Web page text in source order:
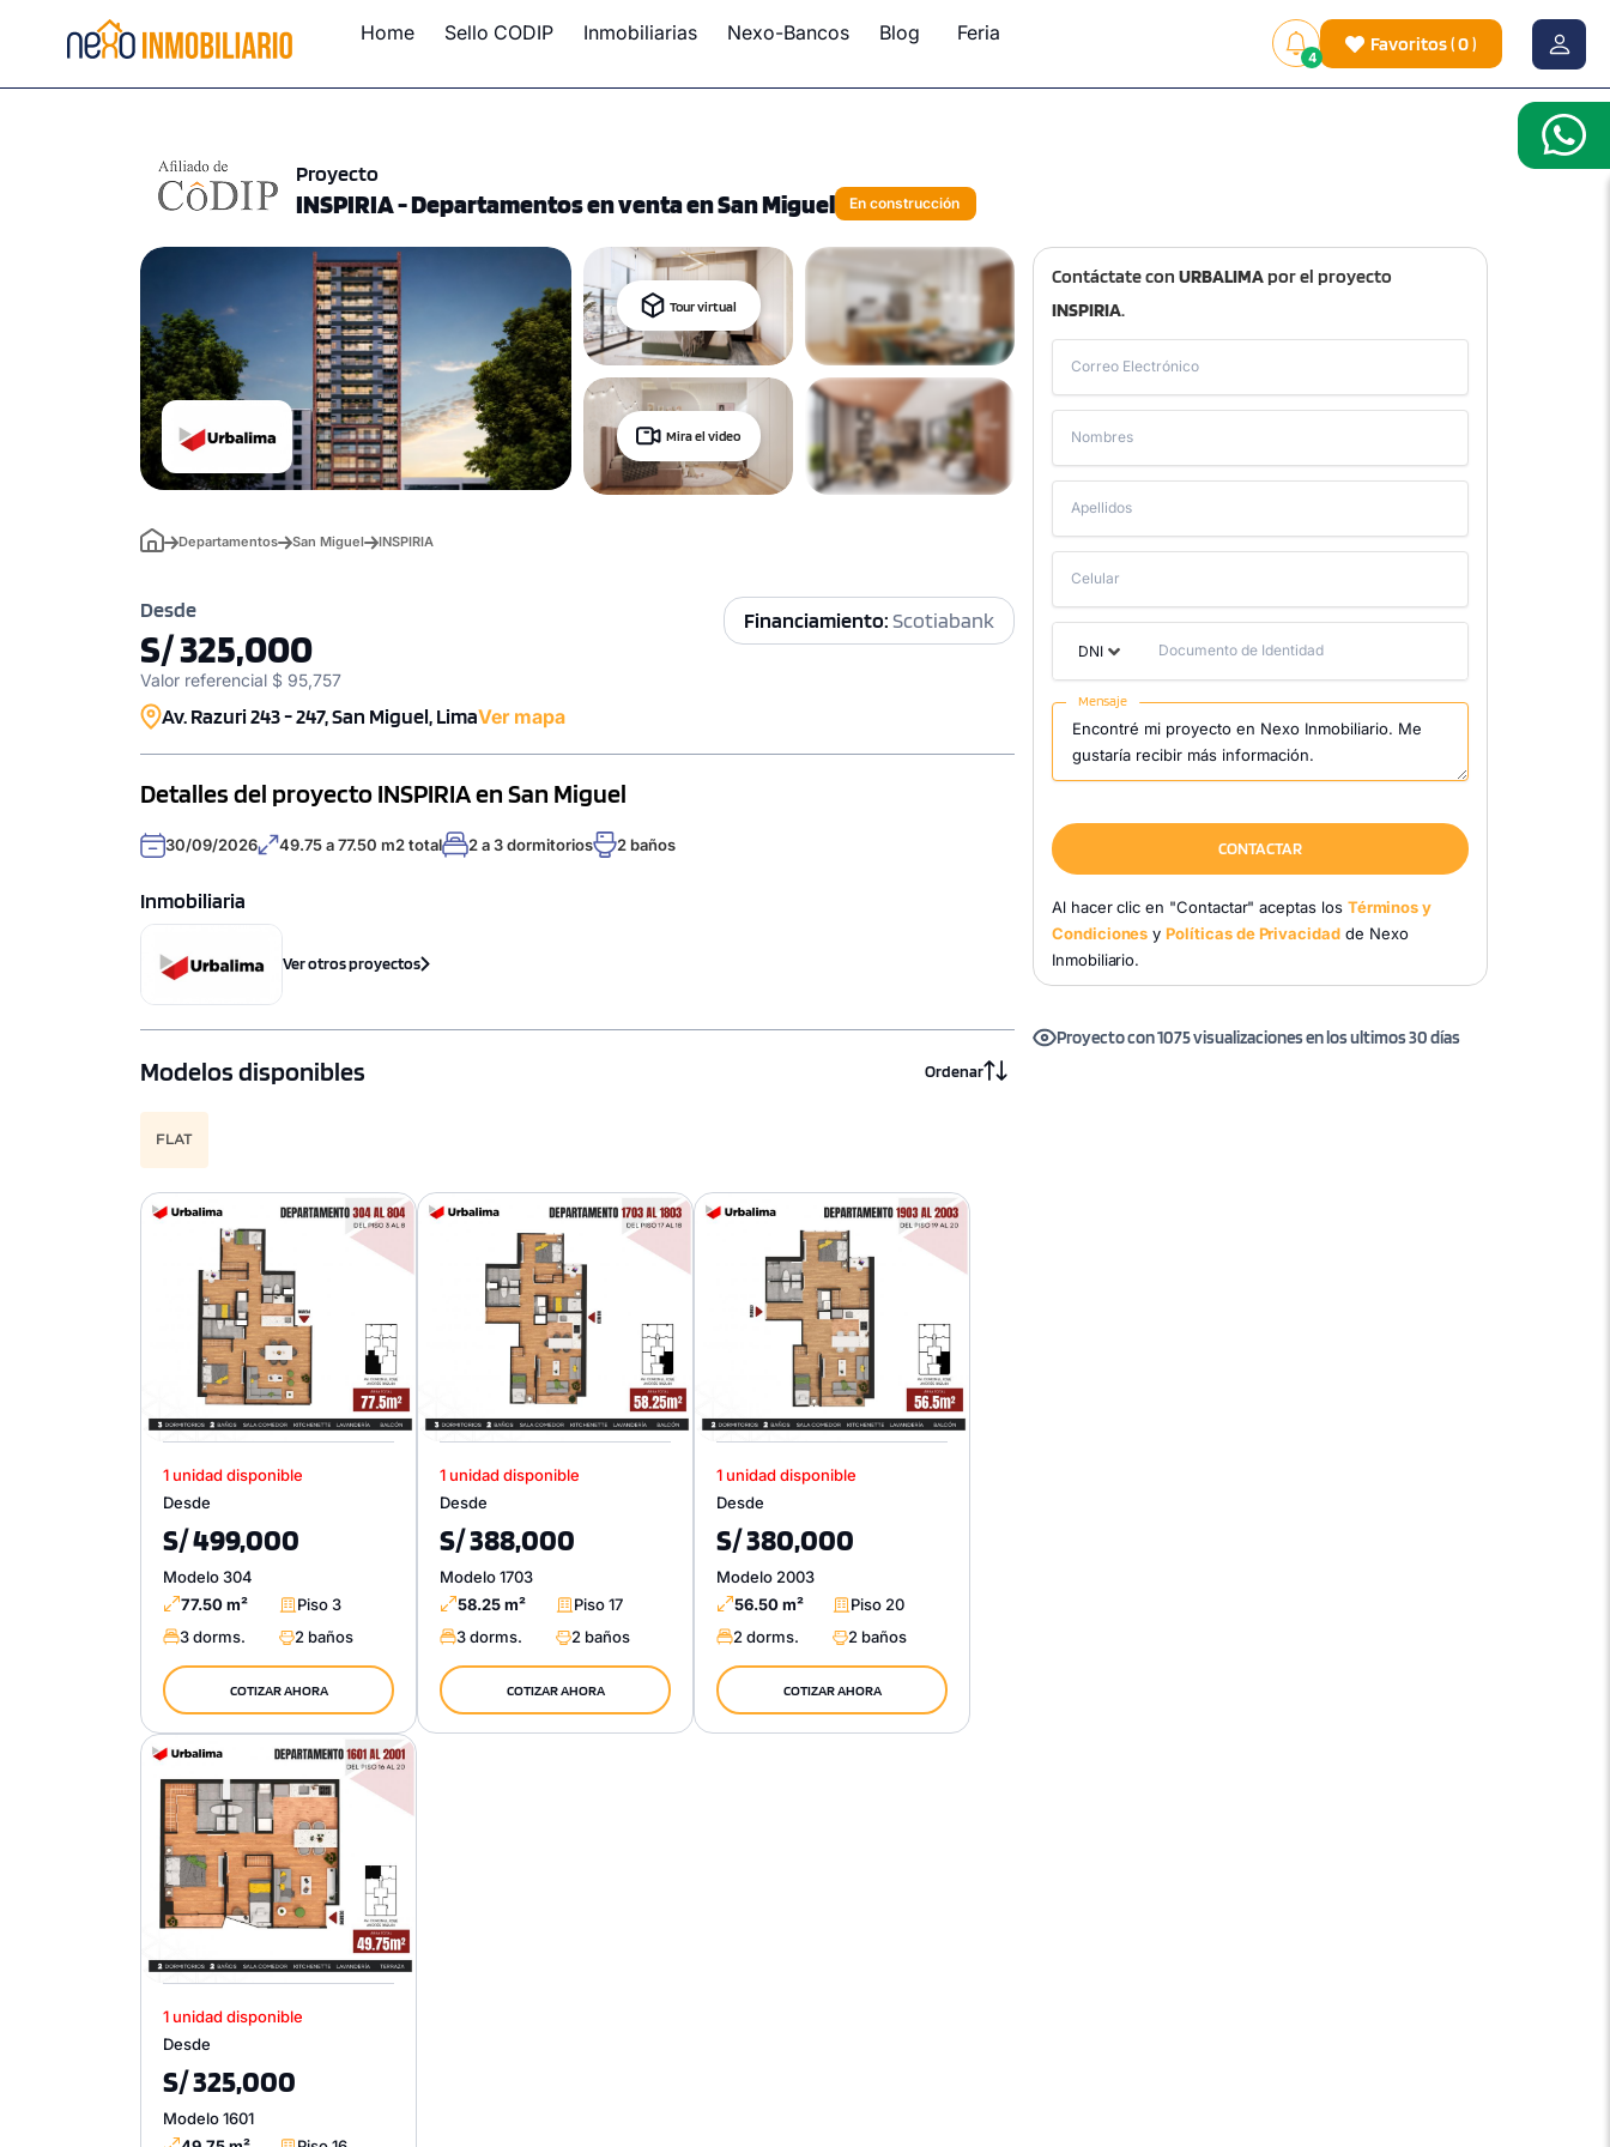
Home Sello CODIP Inmobiliarias Nexo-Bancos Blog Feria
4
Favoritos(0)
Proyecto
INSPIRIA - Departamentos en venta en San Miguel En construcción
Contáctate con URBALIMApor el proyecto
INSPIRIA.
Correo Electrónico
Nombres
Apellidos
Celular
DNI Documento de Identidad
Mensaje
CONTACTAR
Al hacer clic en "Contactar" aceptas los Términos y
Condiciones yPolíticas de Privacidadde Nexo
Inmobiliario.
Proyecto con 1075 visualizaciones en los ultimos 30 días
Tour virtual
Mira el video
Departamentos San Miguel INSPIRIA
Financiamiento:Scotiabank
Desde
S/ 325,000
Valor referencial $ 95,757
Av. Razuri 243 - 247, San Miguel, LimaVer mapa
Detalles del proyecto INSPIRIA en San Miguel
30/09/2026 49.75 a 77.50 m2 total 2 a 3 dormitorios 2 baños
Inmobiliaria
Ver otros proyectos
Modelos disponibles Ordenar
FLAT
1 unidad disponible
Desde
S/ 499,000
Modelo 304
77.50 m²
Piso 3
3 dorms.
2 baños
COTIZAR AHORA
1 unidad disponible
Desde
S/ 388,000
Modelo 1703
58.25 m²
Piso 17
3 dorms.
2 baños
COTIZAR AHORA
1 unidad disponible
Desde
S/ 380,000
Modelo 2003
56.50 m²
Piso 20
2 dorms.
2 baños
COTIZAR AHORA
1 unidad disponible
Desde
S/ 325,000
Modelo 1601